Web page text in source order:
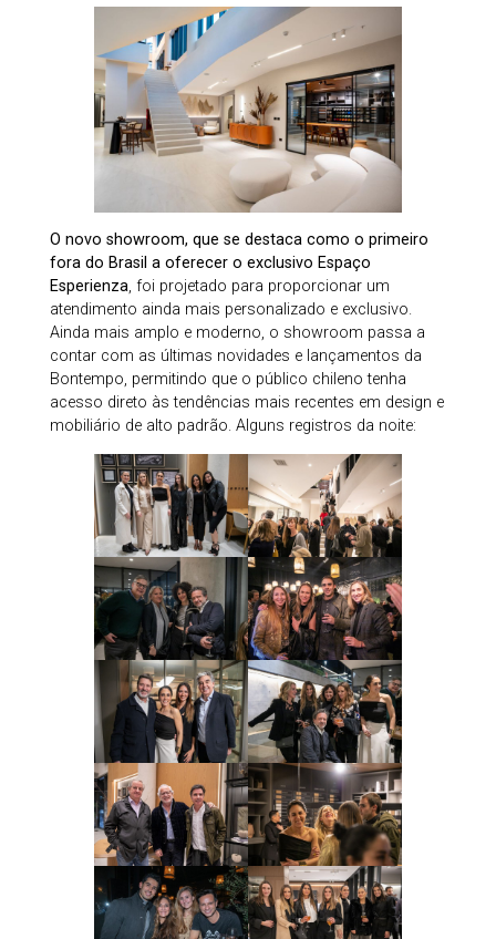
O novo showroom, que se destaca como o primeiro
fora do Brasil a oferecer o exclusivo Espaço
Esperienza, foi projetado para proporcionar um
atendimento ainda mais personalizado e exclusivo.
Ainda mais amplo e moderno, o showroom passa a
contar com as últimas novidades e lançamentos da
Bontempo, permitindo que o público chileno tenha
acesso direto às tendências mais recentes em design e
mobiliário de alto padrão. Alguns registros da noite: